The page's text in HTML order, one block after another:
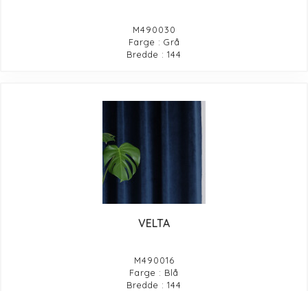
M490030
Farge : Grå
Bredde : 144
VELTA
M490016
Farge : Blå
Bredde : 144